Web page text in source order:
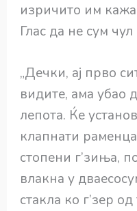
изричито им
Глас да не сум
„Дечки, ај прво
видите, ама убао
лепота. Ќе
клапнати
стопени г’зиња,
влакна у
стакла ко г’зер